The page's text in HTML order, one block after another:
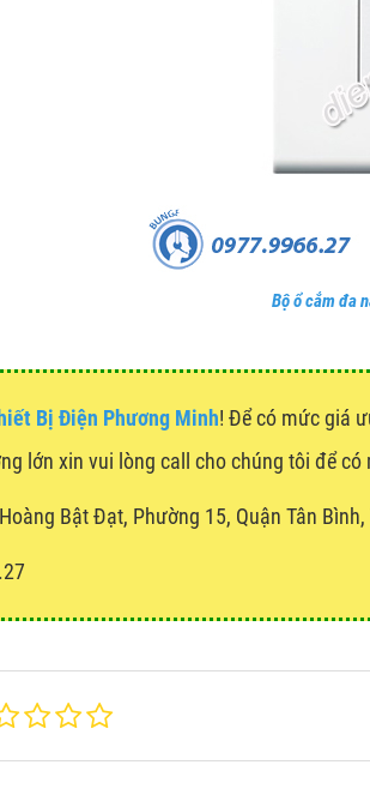
Bộ ổ cắm đa
Bị Điện Phương Minh! Để có mức giá
lớn xin vui lòng call cho chúng tôi để có
Bật Đạt, Phường 15, Quận Tân Bình,